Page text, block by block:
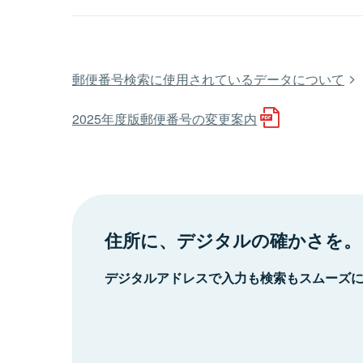
郵便番号検索に使用されているデータについて
2025年度版郵便番号の変更案内
住所に、デジタルの確かさを。
デジタルアドレスで入力も検索もスムーズ